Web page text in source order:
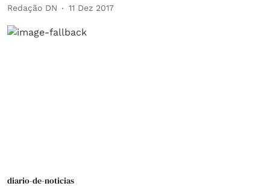
Redação DN 11 Dez 2017
diario-de-noticias